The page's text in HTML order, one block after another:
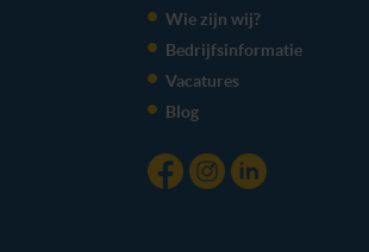
Wie zijn wij?
Bedrijfsinformatie
Vacatures
Blog